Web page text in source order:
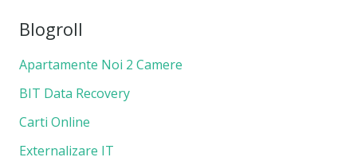
Blogroll
Apartamente Noi 2 Camere
BIT Data Recovery
Carti Online
Externalizare IT